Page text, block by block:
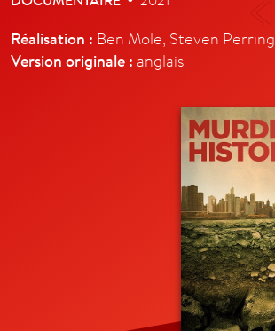
Réalisation : Ben Mole, Steven Perring
Version originale : anglais